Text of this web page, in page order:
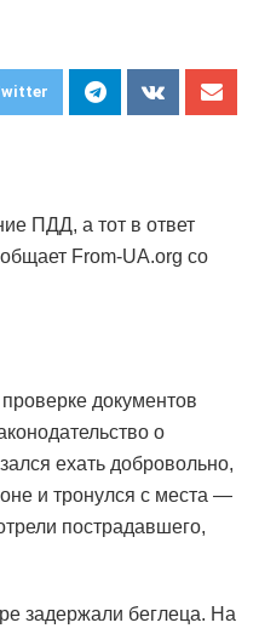
ПДД, а тот в ответ
From-UA.org со
документов
о
ехать добровольно,
и тронулся с места —
пострадавшего,
задержали беглеца. На